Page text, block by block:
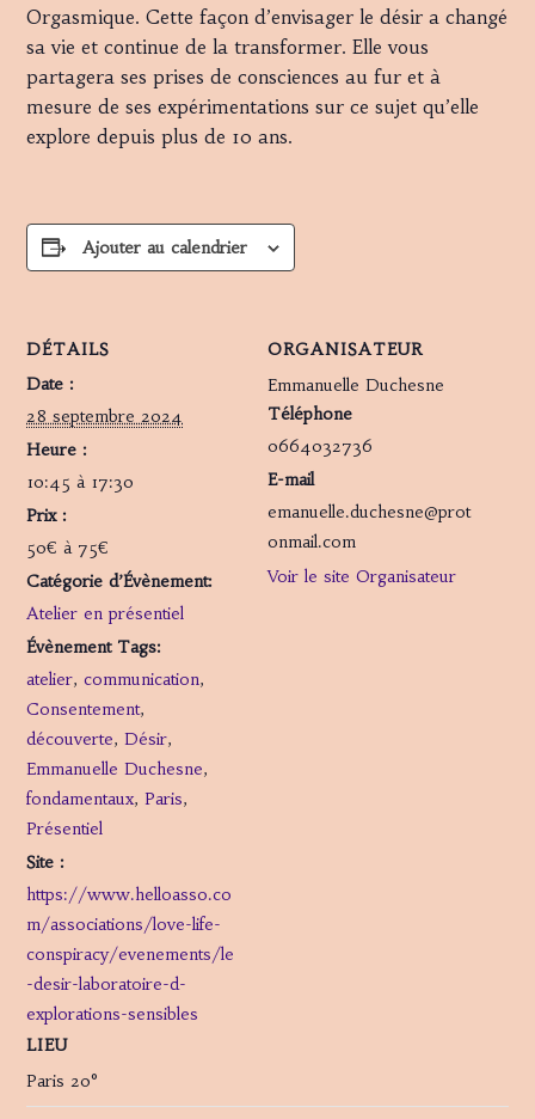
Orgasmique. Cette façon d’envisager le désir a changé
sa vie et continue de la transformer. Elle vous
partagera ses prises de consciences au fur et à
mesure de ses expérimentations sur ce sujet qu’elle
explore depuis plus de 10 ans.
Ajouter au calendrier
DÉTAILS
Date :
28 septembre 2024
Heure :
10:45 à 17:30
Prix :
50€ à 75€
Catégorie d’Évènement:
Atelier en présentiel
Évènement Tags:
atelier,communication,
Consentement,
découverte,Désir,
Emmanuelle Duchesne,
fondamentaux,Paris,
Présentiel
Site :
https://www.helloasso.co
m/associations/love-life-
conspiracy/evenements/le
-desir-laboratoire-d-
explorations-sensibles
LIEU
Paris 20°
ORGANISATEUR
Emmanuelle Duchesne
Téléphone
0664032736
E-mail
emanuelle.duchesne@prot
onmail.com
Voir le site Organisateur